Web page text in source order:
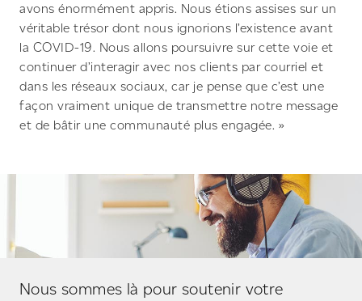
avons énormément appris. Nous étions assises sur un
véritable trésor dont nous ignorions l’existence avant
la COVID-19. Nous allons poursuivre sur cette voie et
continuer d’interagir avec nos clients par courriel et
dans les réseaux sociaux, car je pense que c’est une
façon vraiment unique de transmettre notre message
et de bâtir une communauté plus engagée. »
Nous sommes là pour soutenir votre